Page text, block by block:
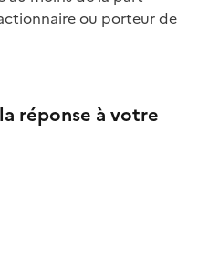
ou porteur de
réponse à votre